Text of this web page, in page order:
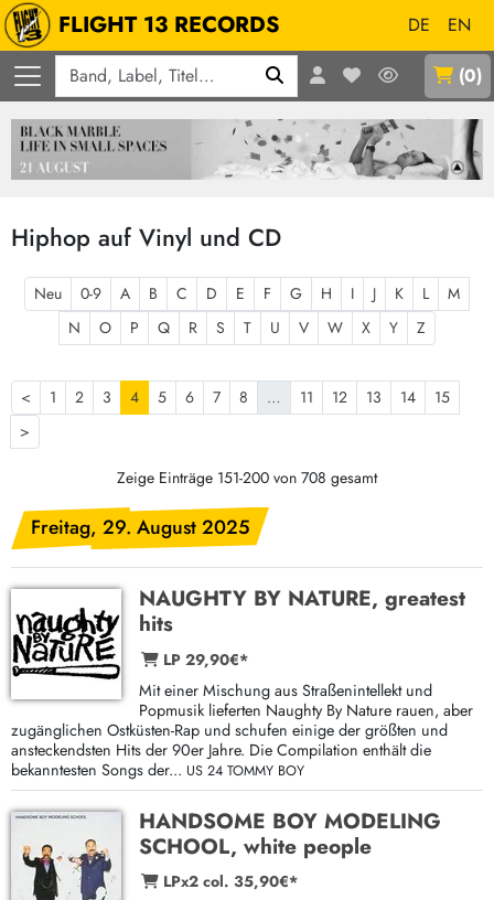
FLIGHT 13 RECORDS DE
EN
(0)
Hiphop auf Vinyl und CD
Neu 0-9 A B C D E F G H I J K L
M
N
O P Q R S T U V W X Y Z
< 1 2 3 4 5 6 7 8 … 11 12 13 14
15
>
Zeige Einträge 151-200 von 708 gesamt
Freitag, 29. August 2025
NAUGHTY BY NATURE, greatest
hits
LP 29,90€*
Mit einer Mischung aus Straßenintellekt und
Popmusik lieferten Naughty By Nature rauen, aber
zugänglichen Ostküsten-Rap und schufen einige der größten und
ansteckendsten Hits der 90er Jahre. Die Compilation enthält die
bekanntesten Songs der... US 24 TOMMY BOY
HANDSOME BOY MODELING
SCHOOL, white people
LPx2 col. 35,90€*